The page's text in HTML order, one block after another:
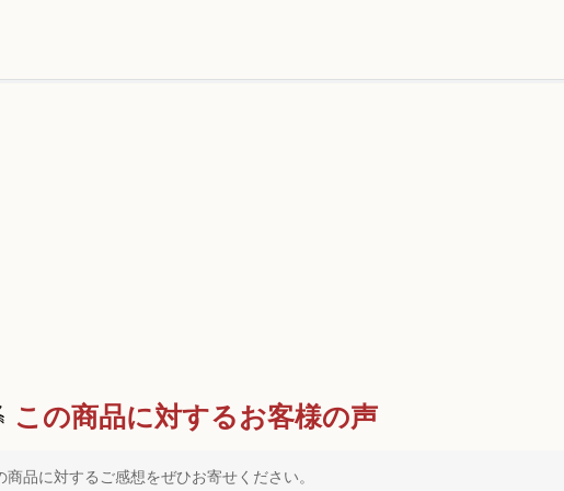
この商品に対するお客様の声
商品に対するご感想をぜひお寄せください。